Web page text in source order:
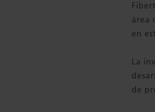
área
en
La
de